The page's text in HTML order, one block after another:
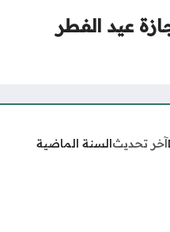
عيد الفطر
آخر تحديثالسنة الماضية